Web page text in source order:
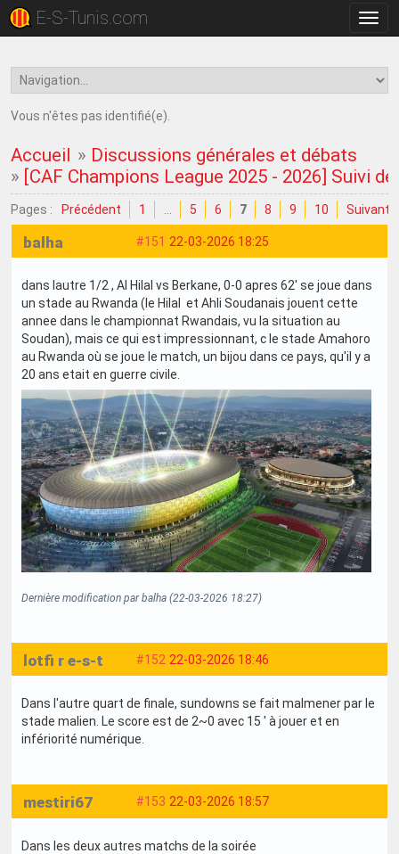
la
E-S-Tunis.com
Vous n'êtes pas identifié(e).
Accueil » Discussions générales et débats
» [CAF Champions League 2025 - 2026] Suivi
Pages : Précédent 1 5 6 7 8 9 10 Suivant
#151 22-03-2026 18:25
balha
dans lautre 1/2 , Al Hilal vs Berkane, 0-0 apres 62' se joue dans
un stade au Rwanda (le Hilal et Ahli Soudanais jouent cette
annee dans le championnat Rwandais, vu la situation au
Soudan), mais ce qui est impressionnant, c le stade Amahoro
au Rwanda où se joue le match, un bijou dans ce pays, qu'il y a
20 ans etait en guerre civile.
Dernière modification par balha (22-03-2026 18:27)
#152 22-03-2026 18:46
lotfi r e-s-t
Dans l'autre quart de finale, sundowns se fait malmener par le
stade malien. Le score est de 2~0 avec 15 ' à jouer et en
infériorité numérique.
#153 22-03-2026 18:57
mestiri67
Dans les deux autres matchs de la soirée